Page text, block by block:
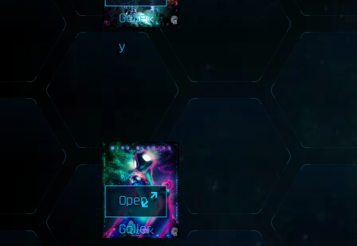
Galler
y
Open
Galler